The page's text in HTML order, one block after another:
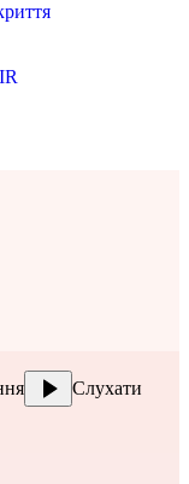
Слухати